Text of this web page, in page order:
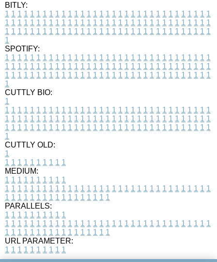
BITLY:
1 1 1 1 1 1 1 1 1 1 1 1 1 1 1 1 1 1 1 1 1 1 1 1 1 1 1 1 1 1 1 1 1
1 1 1 1 1 1 1 1 1 1 1 1 1 1 1 1 1 1 1 1 1 1 1 1 1 1 1 1 1 1 1 1 1
1 1 1 1 1 1 1 1 1 1 1 1 1 1 1 1 1 1 1 1 1 1 1 1 1 1 1 1 1 1 1 1 1
1
SPOTIFY:
1 1 1 1 1 1 1 1 1 1 1 1 1 1 1 1 1 1 1 1 1 1 1 1 1 1 1 1 1 1 1 1 1
1 1 1 1 1 1 1 1 1 1 1 1 1 1 1 1 1 1 1 1 1 1 1 1 1 1 1 1 1 1 1 1 1
1 1 1 1 1 1 1 1 1 1 1 1 1 1 1 1 1 1 1 1 1 1 1 1 1 1 1 1 1 1 1 1 1
1
CUTTLY BIO:
1
1 1 1 1 1 1 1 1 1 1 1 1 1 1 1 1 1 1 1 1 1 1 1 1 1 1 1 1 1 1 1 1 1
1 1 1 1 1 1 1 1 1 1 1 1 1 1 1 1 1 1 1 1 1 1 1 1 1 1 1 1 1 1 1 1 1
1 1 1 1 1 1 1 1 1 1 1 1 1 1 1 1 1 1 1 1 1 1 1 1 1 1 1 1 1 1 1 1 1
1
CUTTLY OLD:
1
1 1 1 1 1 1 1 1 1 1
MEDIUM:
1 1 1 1 1 1 1 1 1 1
1 1 1 1 1 1 1 1 1 1 1 1 1 1 1 1 1 1 1 1 1 1 1 1 1 1 1 1 1 1 1 1 1
1 1 1 1 1 1 1 1 1 1 1 1 1 1 1 1 1
PARALLELS:
1 1 1 1 1 1 1 1 1 1
1 1 1 1 1 1 1 1 1 1 1 1 1 1 1 1 1 1 1 1 1 1 1 1 1 1 1 1 1 1 1 1 1
1 1 1 1 1 1 1 1 1 1 1 1 1 1 1 1 1
URL PARAMETER:
1 1 1 1 1 1 1 1 1 1